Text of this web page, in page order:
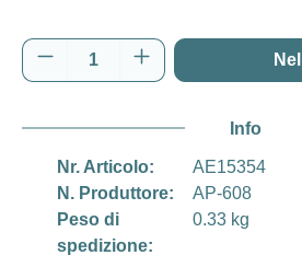
Quantità del prodotto:
Info
Nr. Articolo:
AE15354
N. Produttore:
AP-608
Peso di
spedizione:
0.33 kg